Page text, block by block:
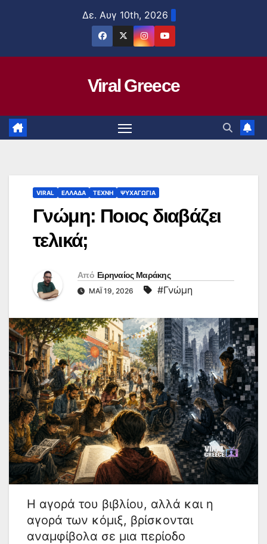
Δε. Αυγ 10th, 2026
Viral Greece
VIRAL ΕΛΛΑΔΑ ΤΕΧΝΗ ΨΥΧΑΓΩΓΙΑ
Γνώμη: Ποιος διαβάζει
τελικά;
Από Ειρηναίος Μαράκης
ΜΆΙ 19, 2026 #Γνώμη
Η αγορά του βιβλίου, αλλά και η
αγορά των κόμιξ, βρίσκονται
αναμφίβολα σε μια περίοδο